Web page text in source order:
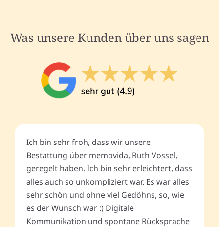
Was unsere Kunden über uns sagen
Ich bin sehr froh, dass wir unsere
Bestattung über memovida, Ruth Vossel,
geregelt haben. Ich bin sehr erleichtert, dass
alles auch so unkompliziert war. Es war alles
sehr schön und ohne viel Gedöhns, so, wie
es der Wunsch war :) Digitale
Kommunikation und spontane Rücksprache